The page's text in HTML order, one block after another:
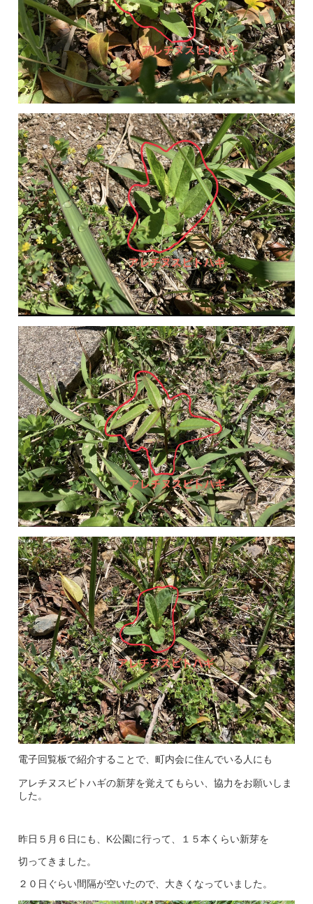
電子回覧板で紹介することで、町内会に住んでいる人にも
アレチヌスビトハギの新芽を覚えてもらい、協力をお願いしま
した。
昨日５月６日にも、K公園に行って、１５本くらい新芽を
切ってきました。
２０日ぐらい間隔が空いたので、大きくなっていました。